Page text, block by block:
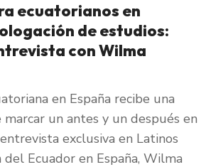
ecuatorianos en
de estudios:
con Wilma
en España recibe una
un antes y un después en
exclusiva en Latinos
del Ecuador en España, Wilma